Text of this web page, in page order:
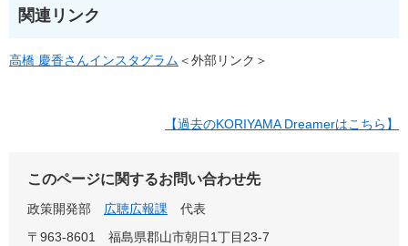
関連リンク
高橋 慶香さんインスタグラム ＜外部リンク＞
【過去のKORIYAMA Dreamerはこちら】
このページに関するお問い合わせ先
政策開発部 広聴広報課
代表
〒963-8601
福島県郡山市朝日1丁目23-7